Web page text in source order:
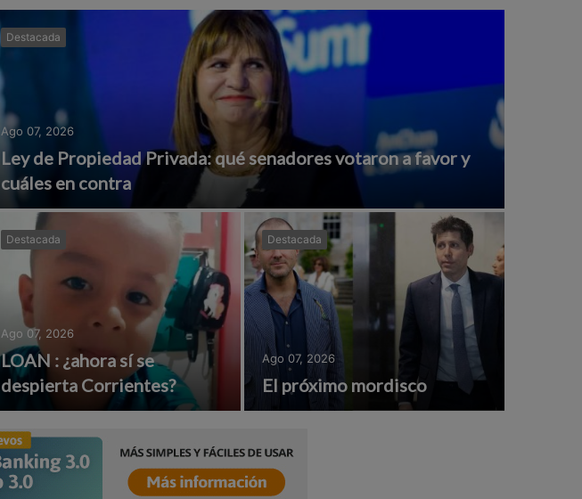
Destacada
Ago 07, 2026
Ley de Propiedad Privada: qué senadores votaron a favor y
cuáles en contra
Destacada
Ago 07, 2026
LOAN : ¿ahora sí se
despierta Corrientes?
Destacada
Ago 07, 2026
El próximo mordisco